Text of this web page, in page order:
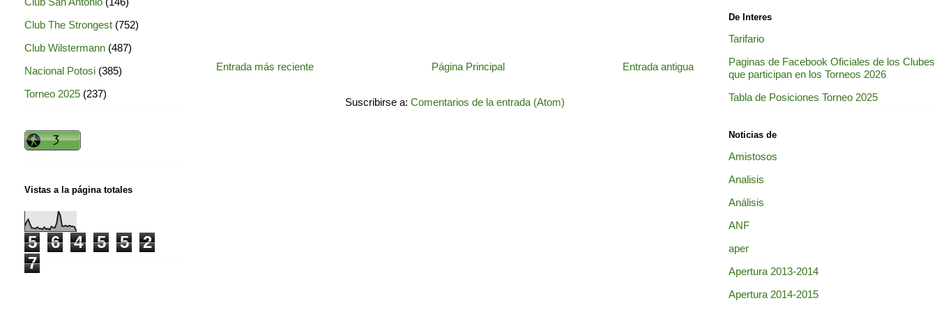
Entrada más reciente Entrada antigua
Página Principal
Suscribirse a: Comentarios de la entrada (Atom)
Club The Strongest (752)
Club Wilstermann (487)
Nacional Potosi (385)
Torneo 2025 (237)
Vistas a la página totales
5 6 4 5 5
2
7
De Interes
Tarifario
Paginas de Facebook Oficiales de los Clubes
que participan en los Torneos 2026
Tabla de Posiciones Torneo 2025
Noticias de
Amistosos
Analisis
Análisis
ANF
aper
Apertura 2013-2014
Apertura 2014-2015